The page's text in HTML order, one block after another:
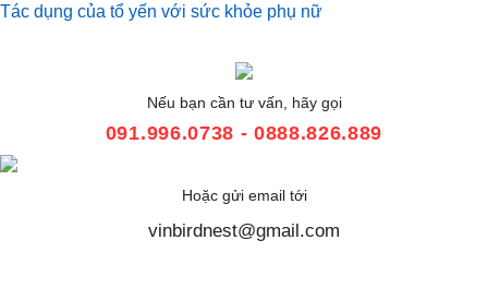
Tác dụng của tổ yến với sức khỏe phụ nữ
Nếu bạn cần tư vấn, hãy gọi
091.996.0738 - 0888.826.889
Hoặc gửi email tới
vinbirdnest@gmail.com